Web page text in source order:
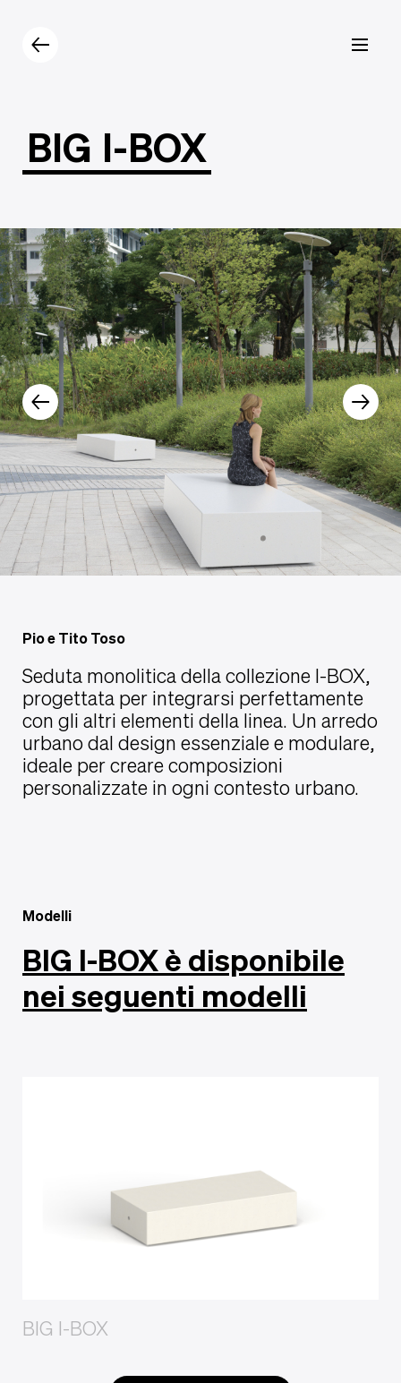
BIG I-BOX
Pio e Tito Toso
Seduta monolitica della collezione I-BOX,
progettata per integrarsi perfettamente
con gli altri elementi della linea. Un arredo
urbano dal design essenziale e modulare,
ideale per creare composizioni
personalizzate in ogni contesto urbano.
Modelli
BIG I-BOX è disponibile
nei seguenti modelli
BIG I-BOX